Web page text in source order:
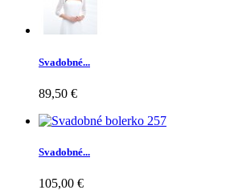
Svadobné...
89,50 €
Svadobné...
105,00 €